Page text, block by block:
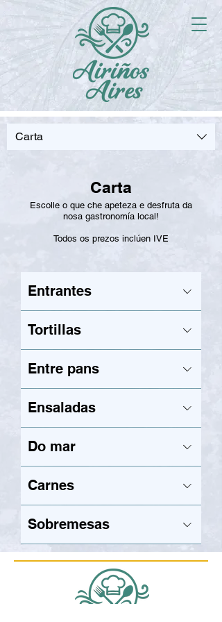
Carta
Carta
Escolle o que che apeteza e desfruta da
nosa gastronomía local!
Todos os prezos inclúen IVE
Entrantes
Tortillas
Entre pans
Ensaladas
Do mar
Carnes
Sobremesas